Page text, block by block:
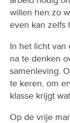
willen hen zo
even kan zelfs
In het licht van
na te denken
samenleving.
te keren, om
klasse krijgt
Op de vrije